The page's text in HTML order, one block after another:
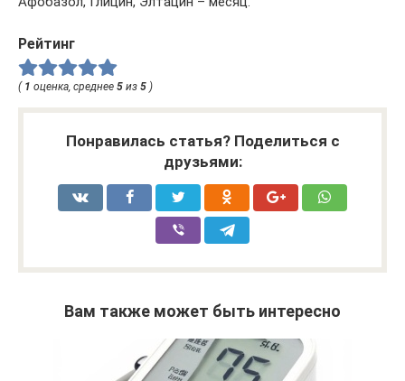
Рейтинг
( 1 оценка, среднее 5 из 5 )
Понравилась статья? Поделиться с
друзьями:
Вам также может быть интересно